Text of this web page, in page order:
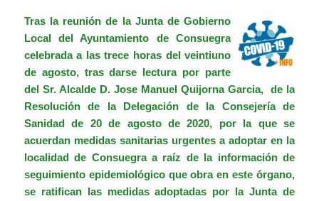
Tras la reunión de la Junta de Gobierno
Local del Ayuntamiento de Consuegra
celebrada a las trece horas del veintiuno
de agosto, tras darse lectura por parte
del Sr. Alcalde D. Jose Manuel Quijorna Garcia, de la
Resolución de la Delegación de la Consejería de
Sanidad de 20 de agosto de 2020, por la que se
acuerdan medidas sanitarias urgentes a adoptar en la
localidad de Consuegra a raíz de la información de
seguimiento epidemiológico que obra en este órgano,
se ratifican las medidas adoptadas por laJunta de